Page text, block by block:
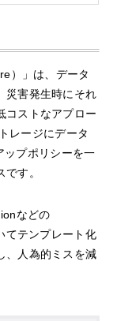
）」は、データ
災害発生時にそれ
コストなアプロー
レージにデータ
ップポリシーを一
す。
などの
てテンプレート化
、人為的ミスを減